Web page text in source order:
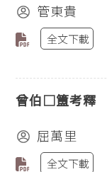
管東貴
全文下載
曾伯□簠考釋
屈萬里
全文下載